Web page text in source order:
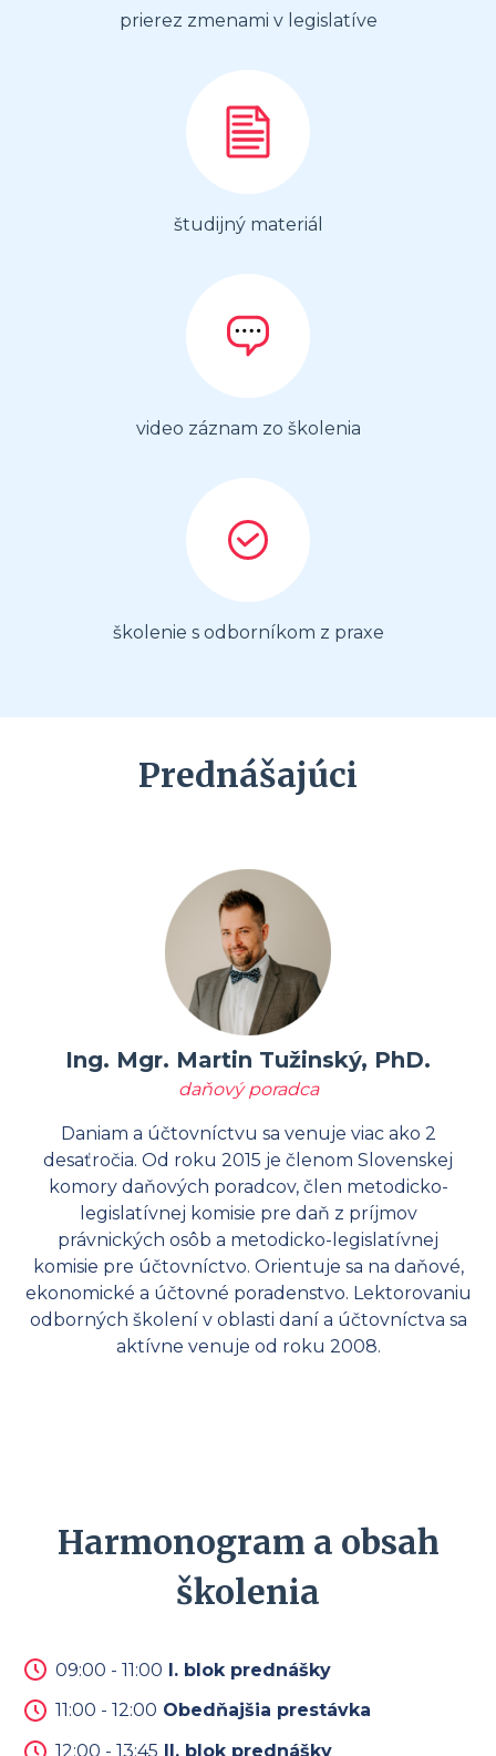
prierez zmenami v legislatíve
študijný materiál
video záznam zo školenia
školenie s odborníkom z praxe
Prednášajúci
Ing. Mgr. Martin Tužinský, PhD.
daňový poradca
Daniam a účtovníctvu sa venuje viac ako 2
desaťročia. Od roku 2015 je členom Slovenskej
komory daňových poradcov, člen metodicko-
legislatívnej komisie pre daň z príjmov
právnických osôb a metodicko-legislatívnej
komisie pre účtovníctvo. Orientuje sa na daňové,
ekonomické a účtovné poradenstvo. Lektorovaniu
odborných školení v oblasti daní a účtovníctva sa
aktívne venuje od roku 2008.
Harmonogram a obsah
školenia
09:00 - 11:00 I. blok prednášky
11:00 - 12:00 Obedňajšia prestávka
12:00 - 13:45 II. blok prednášky